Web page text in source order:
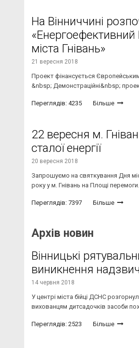
На Вінниччині
«Енергоефективний
міста Гнівань»
21 вересня 2018
Проект фінансується
&nbsp; Демонстраційні&nbsp;
Переглядів: 4235 Більше
22 вересня м.
сталої енергії
20 вересня 2018
Запрошуємо на святкування Дня
року у м. Гнівань на Площі
Переглядів: 7397 Більше
Архів новин
Вінницькі
виникнення
14 червня 2018
У центрі міста бійці ДСНС
вихованцям дитсадочків засоби
Переглядів: 2523 Більше